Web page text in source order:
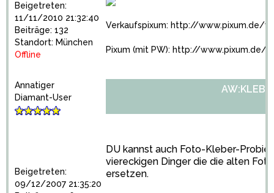
Beigetreten:
11/11/2010 21:32:40
Beiträge: 132
Standort: München
Offline
Verkaufspixum: http://www.pixum.de/
Pixum (mit PW): http://www.pixum.de/
Annatiger
Diamant-User
Beigetreten:
09/12/2007 21:35:20
DU kannst auch Foto-Kleber-
viereckigen Dinger die die alten
ersetzen.